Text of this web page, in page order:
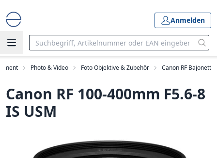
Anmelden
Photo & Video Foto Objektive & Zubehör Canon RF Bajonett
Canon RF 100-400mm F5.6-8
IS USM